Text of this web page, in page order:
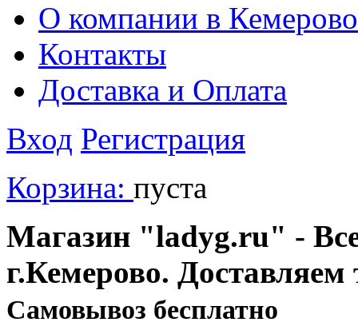
О компании в Кемерово
Контакты
Доставка и Оплата
Вход Регистрация
Корзина: пуста
Магазин "ladyg.ru" -
г.Кемерово.
Cамовывоз бесплатно